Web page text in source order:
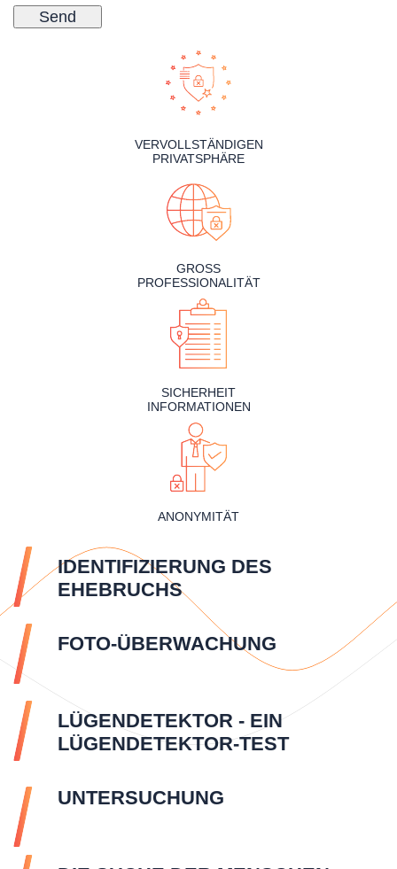
VERVOLLSTÄNDIGEN
PRIVATSPHÄRE
GROSS
PROFESSIONALITÄT
SICHERHEIT
INFORMATIONEN
ANONYMITÄT
IDENTIFIZIERUNG DES
EHEBRUCHS
FOTO-ÜBERWACHUNG
LÜGENDETEKTOR - EIN
LÜGENDETEKTOR-TEST
UNTERSUCHUNG